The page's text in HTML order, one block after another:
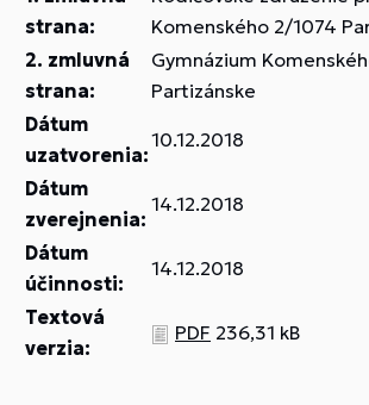
strana:
Komenského 2/1074
2. zmluvná
strana:
Gymnázium
Partizánske
Dátum
uzatvorenia:
10.12.2018
Dátum
zverejnenia:
14.12.2018
Dátum
účinnosti:
14.12.2018
Textová
verzia:
PDF 236,31 kB